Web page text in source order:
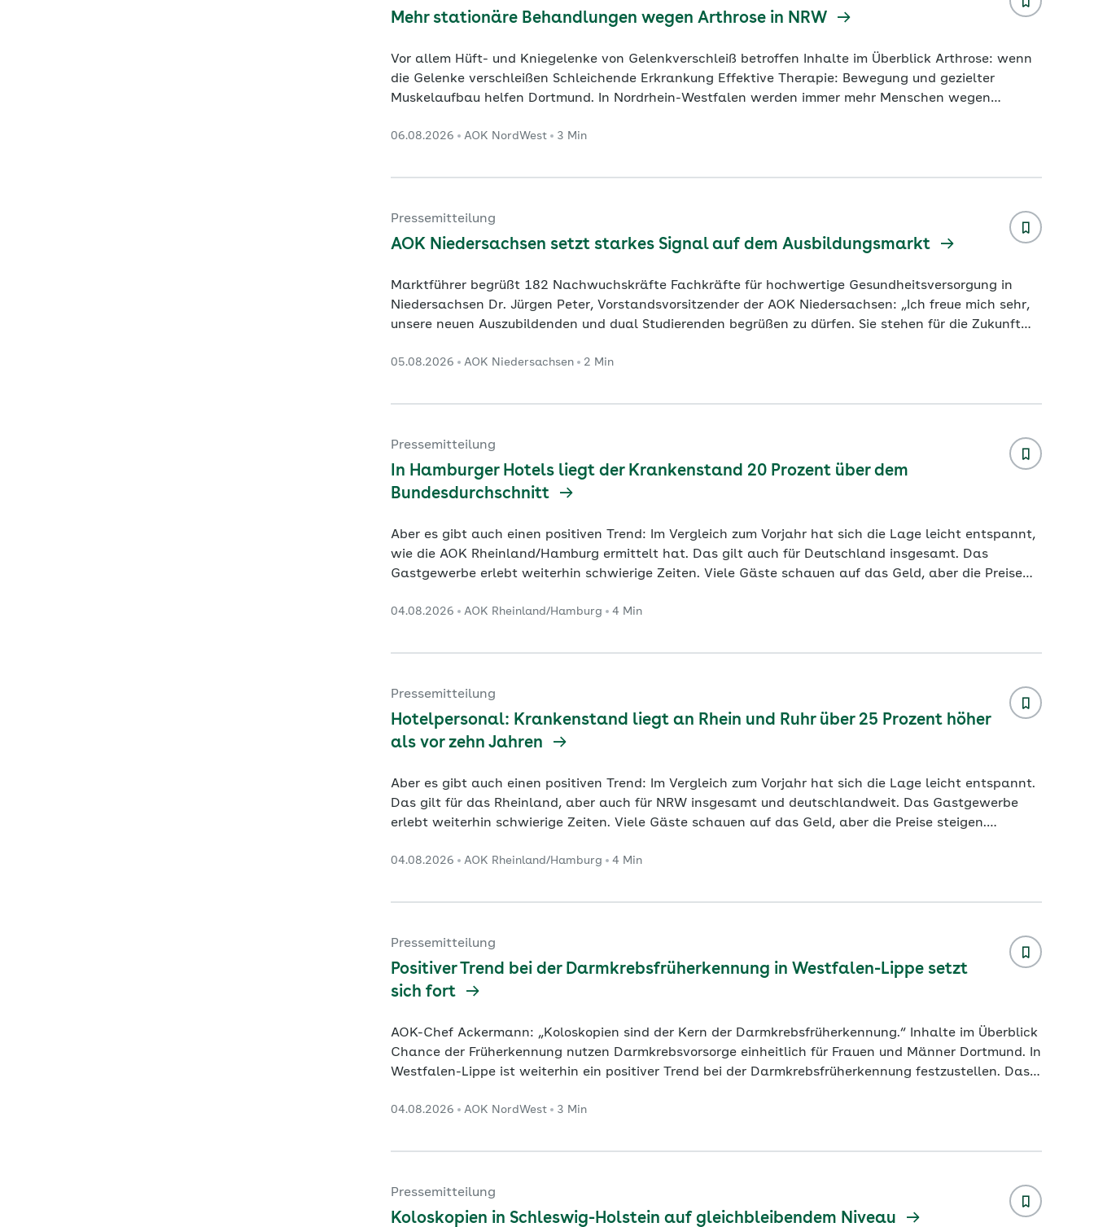
Mehr stationäre Behandlungen wegen Arthrose in NRW
Vor allem Hüft- und Kniegelenke von Gelenkverschleiß betroffen Inhalte im Überblick Arthrose: wenn
die Gelenke verschleißen Schleichende Erkrankung Effektive Therapie: Bewegung und gezielter
Muskelaufbau helfen Dortmund. In Nordrhein-Westfalen werden immer mehr Menschen wegen
aus einer Auswertung der AOK NordWest auf Basis aktueller Zahlen des Statistischen Bundesamtes
06.08.2026 AOK NordWest 3 Min
Pressemitteilung
AOK Niedersachsen setzt starkes Signal auf dem Ausbildungsmarkt
Marktführer begrüßt 182 Nachwuchskräfte Fachkräfte für hochwertige Gesundheitsversorgung in
Niedersachsen Dr. Jürgen Peter, Vorstandsvorsitzender der AOK Niedersachsen: „Ich freue mich sehr,
unsere neuen Auszubildenden und dual Studierenden begrüßen zu dürfen. Sie stehen für die Zukunft
können sie viel bewegen. Wir qualifizieren Fachkräfte, um die hohen Qualitätsstandards in der
05.08.2026 AOK Niedersachsen 2 Min
Pressemitteilung
In Hamburger Hotels liegt der Krankenstand 20 Prozent über dem
Bundesdurchschnitt
Aber es gibt auch einen positiven Trend: Im Vergleich zum Vorjahr hat sich die Lage leicht entspannt,
wie die AOK Rheinland/Hamburg ermittelt hat. Das gilt auch für Deutschland insgesamt. Das
Gastgewerbe erlebt weiterhin schwierige Zeiten. Viele Gäste schauen auf das Geld, aber die Preise
die Situation: In den Hotels, Pensionen und Gasthöfen in Hamburg lag der Krankenstand im Jahr
04.08.2026 AOK Rheinland/Hamburg 4 Min
Pressemitteilung
Hotelpersonal: Krankenstand liegt an Rhein und Ruhr über 25 Prozent höher
als vor zehn Jahren
Aber es gibt auch einen positiven Trend: Im Vergleich zum Vorjahr hat sich die Lage leicht entspannt.
Das gilt für das Rheinland, aber auch für NRW insgesamt und deutschlandweit. Das Gastgewerbe
erlebt weiterhin schwierige Zeiten. Viele Gäste schauen auf das Geld, aber die Preise steigen.
Situation: In den Hotels, Pensionen und Gasthöfen lag der Krankenstand im Jahr 2025 mit 5,9
04.08.2026 AOK Rheinland/Hamburg 4 Min
Pressemitteilung
Positiver Trend bei der Darmkrebsfrüherkennung in Westfalen-Lippe setzt
sich fort
AOK-Chef Ackermann: „Koloskopien sind der Kern der Darmkrebsfrüherkennung.“ Inhalte im Überblick
Chance der Früherkennung nutzen Darmkrebsvorsorge einheitlich für Frauen und Männer Dortmund. In
Westfalen-Lippe ist weiterhin ein positiver Trend bei der Darmkrebsfrüherkennung festzustellen. Das
2025 insgesamt 40.188 präventive und diagnostische Darmspiegelungen im ambulanten und
04.08.2026 AOK NordWest 3 Min
Pressemitteilung
Koloskopien in Schleswig-Holstein auf gleichbleibendem Niveau